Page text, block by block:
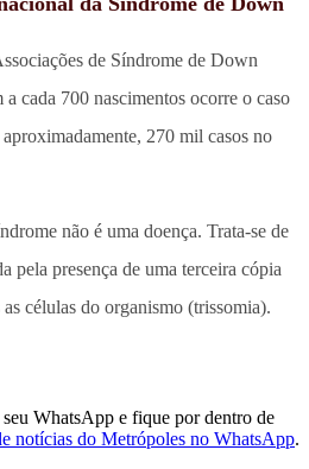
de Síndrome de Down
cada 700 nascimentos ocorre o caso
270 mil casos no
não é uma doença. Trata-se de
pela presença de uma terceira cópia
células do organismo (trissomia).
WhatsApp e fique por dentro de
notícias do Metrópoles no WhatsApp.